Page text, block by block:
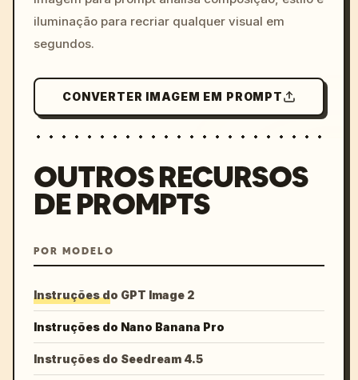
iluminação para recriar qualquer visual em
segundos.
CONVERTER IMAGEM EM PROMPT
OUTROS RECURSOS
DE PROMPTS
POR MODELO
Instruções do GPT Image 2
Instruções do Nano Banana Pro
Instruções do Seedream 4.5